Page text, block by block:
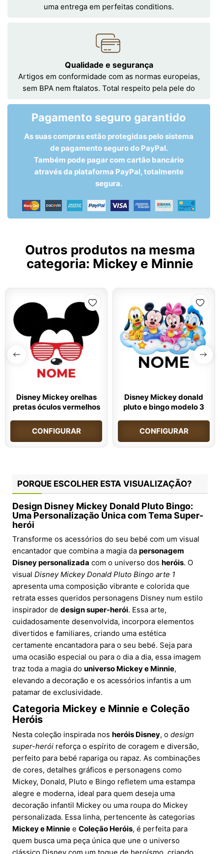
uma entrega em perfeitas conditions.
Qualidade e segurança
Artigos em conformidade com as normas europeias,
sem BPA nem ftalatos. Total respeito pela pele do
Pagamento seguro garantido
As suas compras estão protegidas pelo sistema
de pagamento seguro do PayPal.
Também pode pagar com cartão bancário
através da plataforma PayPal, totalmente
segura.
Outros produtos na mesma
categoria: Mickey e Minnie
Disney Mickey orelhas
pretas óculos vermelhos
CONFIGURAR
Disney Mickey donald
pluto e bingo modelo 3
CONFIGURAR
PORQUE ESCOLHER ESTA VISUALIZAÇÃO?
Design Disney Mickey Donald Pluto Bingo:
Uma Personalização Única com Tema Super-
herói
Transforme os acessórios do seu bebé com um visual
encantador que combina a magia da personagem
Disney personalizada com o universo dos heróis. O
visual Disney Mickey Donald Pluto Bingo arte 1
apresenta uma composição vibrante e colorida que
retrata esses queridos personagens Disney num estilo
inspirador de design super-herói. Essa arte,
cuidadosamente desenvolvida, incorpora elementos
divertidos e familiares, criando uma estética
certamente encantadora para o seu bebé. Seja para
uma ocasião especial ou para o dia a dia, essa imagem
traz toda a magia do universo Mickey e Minnie,
elevando a decoração e os acessórios infantis a um
patamar de exclusividade.
Categoria Mickey e Minnie e Coleção
Heróis
Nesta coleção inspirada nos heróis Disney, o design
super-herói reforça o espírito de coragem e diversão,
perfeito para bebé rapariga ou rapaz. As combinações
de cores, detalhes gráficos e personagens como
Mickey, Donald, Pluto e Bingo refletem uma estampa
alegre e moderna, ideal para quem deseja uma
decoração infantil Mickey ou uma roupa do Mickey
personalizada. Essa linha, pertencente às categorias
Mickey e Minnie e Coleção Heróis, é perfeita para
quem busca uma peça única que une o universo